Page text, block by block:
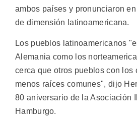
ambos países y pronunciaron
de dimensión latinoamericana.
Los pueblos latinoamericanos
Alemania como los
cerca que otros pueblos con los
menos raíces comunes", dijo
80 aniversario de la Asociación
Hamburgo.